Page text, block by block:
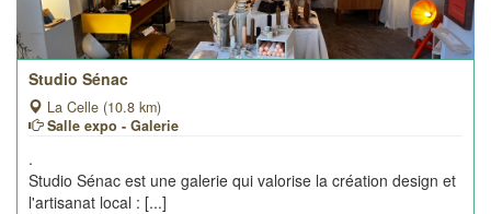
Studio Sénac
La Celle (10.8 km)
Salle expo - Galerie
.
Studio Sénac est une galerie qui valorise la création design et
l'artisanat local : [...]